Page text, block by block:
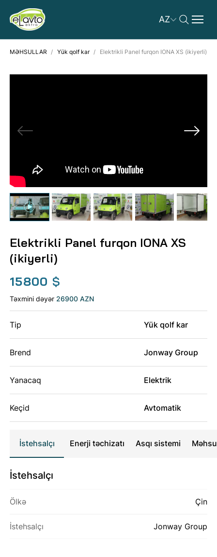
AZ
MƏHSULLAR Yük qolf kar Elektrikli Panel furqon IONA XS (ikiyerli)
Elektrikli Panel furqon IONA XS
(ikiyerli)
15800 $
Təxmini dəyər 26900 AZN
Tip Yük qolf kar
Brend Jonway Group
Yanacaq Elektrik
Keçid Avtomatik
İstehsalçı Enerji təchizatı Asqı sistemi
İstehsalçı
Ölkə Çin
İstehsalçı Jonway Group